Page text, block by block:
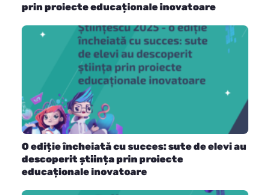
prin proiecte educaționale inovatoare
O ediție încheiată cu succes: sute de elevi au
descoperit știința prin proiecte
educaționale inovatoare